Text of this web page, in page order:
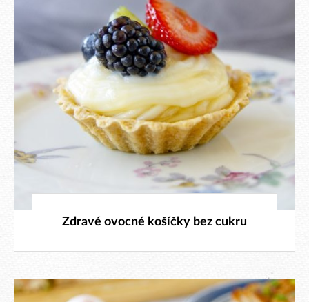
4. 5. 2026
Zdravé ovocné košíčky bez cukru